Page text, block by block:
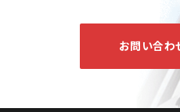
お問い合わ